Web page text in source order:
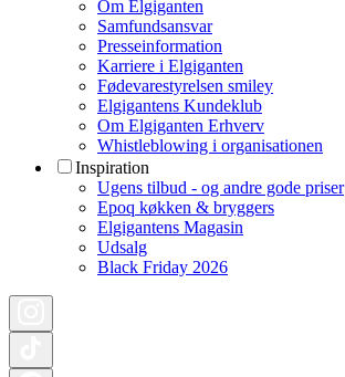
Om Elgiganten
Samfundsansvar
Presseinformation
Karriere i Elgiganten
Fødevarestyrelsen smiley
Elgigantens Kundeklub
Om Elgiganten Erhverv
Whistleblowing i organisationen
Inspiration
Ugens tilbud - og andre gode priser
Epoq køkken & bryggers
Elgigantens Magasin
Udsalg
Black Friday 2026